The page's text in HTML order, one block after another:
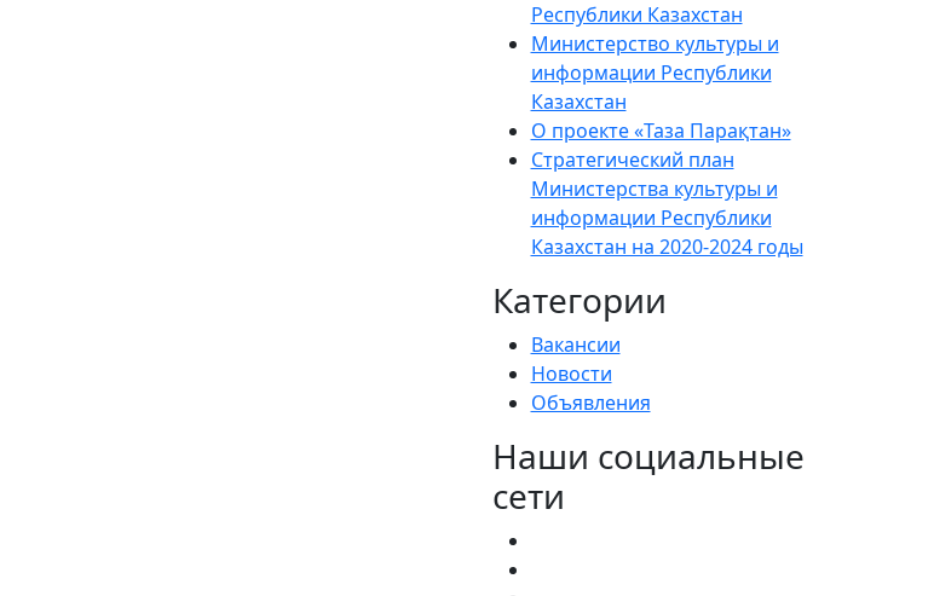
Республики Казахстан
Министерство культуры и
информации Республики
Казахстан
О проекте «Таза Парақтан»
Стратегический план
Министерства культуры и
информации Республики
Казахстан на 2020-2024 годы
Категории
Вакансии
Новости
Объявления
Наши социальные
сети